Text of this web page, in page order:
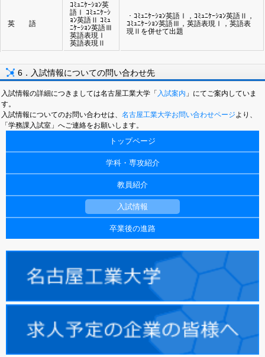
英 語
ｺﾐｭﾆｹｰｼｮﾝ英
語Ⅰ ｺﾐｭﾆｹｰｼ
ｮﾝ英語Ⅱ ｺﾐｭ
ﾆｹｰｼｮﾝ英語Ⅲ
英語表現Ⅰ
英語表現Ⅱ
・ｺﾐｭﾆｹｰｼｮﾝ英語Ⅰ，ｺﾐｭﾆｹｰｼｮﾝ英語Ⅱ，
ｺﾐｭﾆｹｰｼｮﾝ英語Ⅲ，英語表現Ⅰ，英語表
現Ⅱを併せて出題
6．入試情報についての問い合わせ先
入試情報の詳細につきましては名古屋工業大学「 入試案内 」にてご案内していま
す。
入試情報についてのお問い合わせは、名古屋工業大学お問い合わせページより、
「学務課入試室」へご連絡をお願いします。
トップページ
学科・専攻紹介
教員紹介
入試情報
卒業後の進路